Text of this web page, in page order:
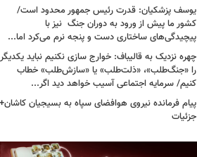
یوسف پزشکیان: قدرت رئیس‌ جمهور محدود است/
کشور ما پیش از ورود به دوران جنگ نیز با
پیچیدگی‌های ساختاری دست و پنجه نرم می‌کرد اما...
چهره نزدیک به قالیباف: خوارج سازی نکنیم نباید یکدیگر
را «جنگ‌طلب»، «ذلت‌طلب» یا «سازش‌طلب» خطاب
کنیم/ سرمایه اجتماعی آسیب خواهد دید اگر...
پیام فرمانده نیروی هوافضای سپاه به بسیجیان کاشان+
جزئیات